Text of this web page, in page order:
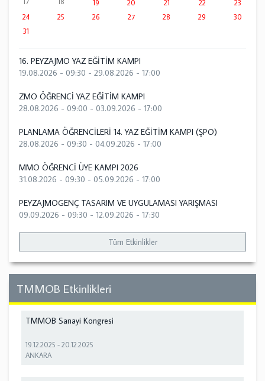
19 20 21 22
23
24
25 26 27 28 29
30
31
16. PEYZAJMO YAZ EĞİTİM KAMPI
19.08.2026 - 09:30 - 29.08.2026 - 17:00
ZMO ÖĞRENCİ YAZ EĞİTİM KAMPI
28.08.2026 - 09:00 - 03.09.2026 - 17:00
PLANLAMA ÖĞRENCİLERİ 14. YAZ EĞİTİM KAMPI (ŞPO)
28.08.2026 - 09:30 - 04.09.2026 - 17:00
MMO ÖĞRENCİ ÜYE KAMPI 2026
31.08.2026 - 09:30 - 05.09.2026 - 17:00
PEYZAJMOGENÇ TASARIM VE UYGULAMASI YARIŞMASI
09.09.2026 - 09:30 - 12.09.2026 - 17:30
Tüm Etkinlikler
TMMOB Etkinlikleri
TMMOB Sanayi Kongresi
19.12.2025 -20.12.2025
ANKARA